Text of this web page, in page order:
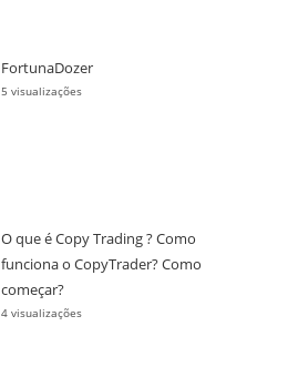
FortunaDozer
5 visualizações
O que é Copy Trading ? Como
funciona o CopyTrader? Como
começar?
4 visualizações